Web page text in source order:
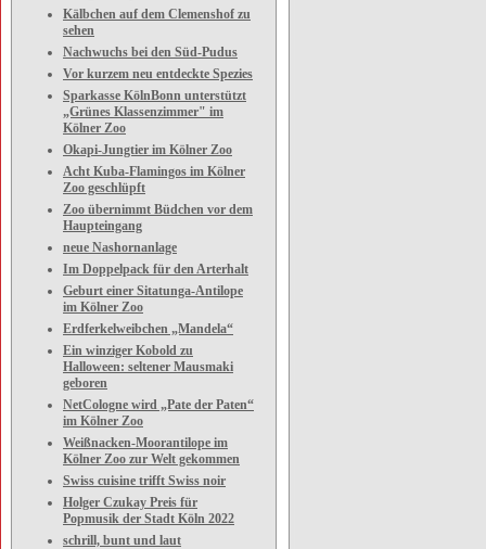
Kälbchen auf dem Clemenshof zu
sehen
Nachwuchs bei den Süd-Pudus
Vor kurzem neu entdeckte Spezies
Sparkasse KölnBonn unterstützt
„Grünes Klassenzimmer" im
Kölner Zoo
Okapi-Jungtier im Kölner Zoo
Acht Kuba-Flamingos im Kölner
Zoo geschlüpft
Zoo übernimmt Büdchen vor dem
Haupteingang
neue Nashornanlage
Im Doppelpack für den Arterhalt
Geburt einer Sitatunga-Antilope
im Kölner Zoo
Erdferkelweibchen „Mandela“
Ein winziger Kobold zu
Halloween: seltener Mausmaki
geboren
NetCologne wird „Pate der Paten“
im Kölner Zoo
Weißnacken-Moorantilope im
Kölner Zoo zur Welt gekommen
Swiss cuisine trifft Swiss noir
Holger Czukay Preis für
Popmusik der Stadt Köln 2022
schrill, bunt und laut